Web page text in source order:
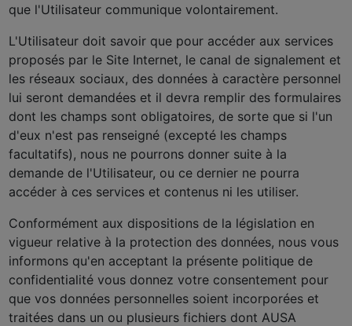
que l'Utilisateur communique volontairement.
L'Utilisateur doit savoir que pour accéder aux services
proposés par le Site Internet, le canal de signalement et
les réseaux sociaux, des données à caractère personnel
lui seront demandées et il devra remplir des formulaires
dont les champs sont obligatoires, de sorte que si l'un
d'eux n'est pas renseigné (excepté les champs
facultatifs), nous ne pourrons donner suite à la
demande de l'Utilisateur, ou ce dernier ne pourra
accéder à ces services et contenus ni les utiliser.
Conformément aux dispositions de la législation en
vigueur relative à la protection des données, nous vous
informons qu'en acceptant la présente politique de
confidentialité vous donnez votre consentement pour
que vos données personnelles soient incorporées et
traitées dans un ou plusieurs fichiers dont AUSA